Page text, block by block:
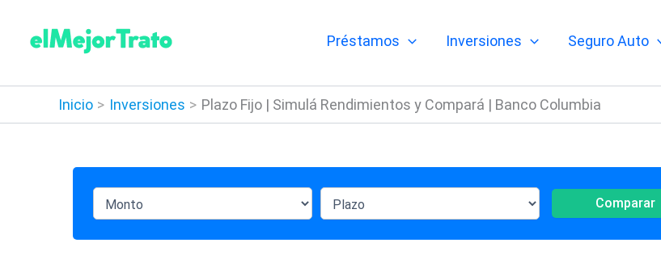
contenido
Préstamos Inversiones Seguro Auto
Inicio Inversiones Plazo Fijo | Simulá Rendimientos y Compará | Banco Columbia
Comparar